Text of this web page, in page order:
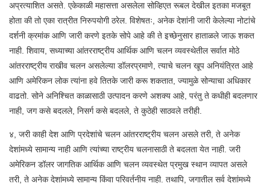
अप्रत्याशित असते. एकेकाळी महासत्ता असलेला सोव्हिएत रूबल देखील इतका मजबूत
होता की तो एका रात्रीत निरुपयोगी ठरेल. विशेषतः, अनेक देशांनी जारी केलेल्या नोटांचे
दर्शनी क्रमांक आणि जारी करणे इतके सोपे आहे की ते इच्छेनुसार हाताळले जाऊ शकत
नाही. शिवाय, सध्याच्या आंतरराष्ट्रीय आर्थिक आणि चलन व्यवस्थेतील सर्वात मोठे
आंतरराष्ट्रीय राखीव चलन असलेल्या डॉलरप्रमाणे, त्याचे चलन खूप अनियंत्रित आहे
आणि अमेरिकन लोक त्यांना हवे तितके जारी करू शकतात, ज्यामुळे सोन्याचा अधिकार
वाढतो. सोने अनिश्चित काळासाठी उत्पादन करणे अशक्य आहे, परंतु ते कधीही बदलणार
नाही, जग कसे बदलले, निसर्ग कसे बदलले, ते कुठेही साठवले तरीही.
४, जरी काही देश आणि प्रदेशांचे चलन आंतरराष्ट्रीय चलन असले तरी, ते अनेक
देशांमध्ये सामान्य नाही आणि त्यांच्या राष्ट्रीय चलनासाठी ते बदलता येत नाही. जरी
अमेरिकन डॉलर जागतिक आर्थिक आणि चलन व्यवस्थेत प्रमुख स्थान व्यापत असले
तरी, ते अनेक देशांमध्ये सामान्य किंवा परिवर्तनीय नाही. तथापि, जगातील सर्व देशांमध्ये